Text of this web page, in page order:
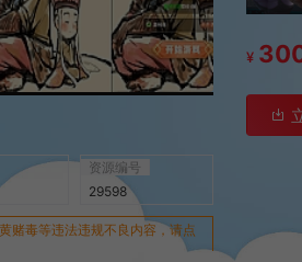
资源编号
29598
赌毒等违法违规不良内容，请点
¥